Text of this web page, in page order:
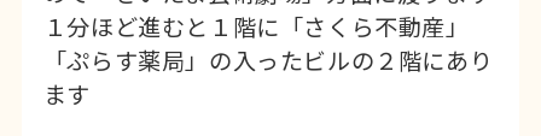
１分ほど進むと１階に「さくら不動産」
「ぷらす薬局」の入ったビルの２階にあり
ます